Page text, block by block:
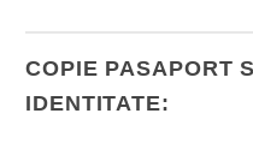
COPIE PASAPORT
IDENTITATE: